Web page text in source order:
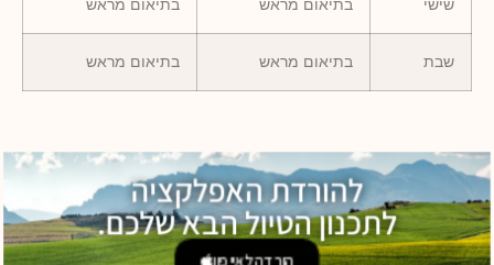
שישי בתיאום מראש בתיאום מראש
שבת בתיאום מראש בתיאום מראש
להורדת האפלקציה
לתכנון הטיול הבא שלכם.
הורדה לאייפון